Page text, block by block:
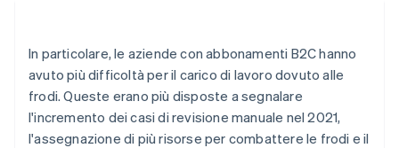
In particolare, le aziende con abbonamenti B2C hanno
avuto più difficoltà per il carico di lavoro dovuto alle
frodi. Queste erano più disposte a segnalare
l'incremento dei casi di revisione manuale nel 2021,
l'assegnazione di più risorse per combattere le frodi e il